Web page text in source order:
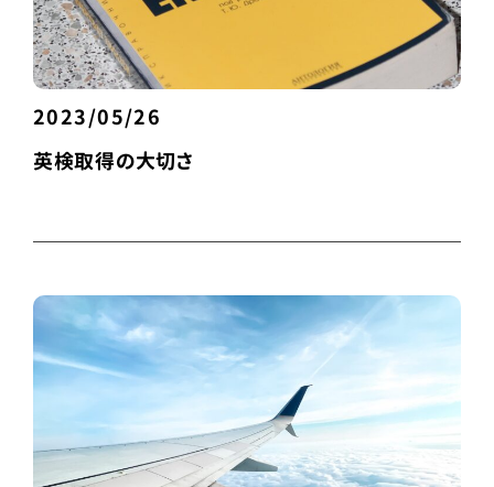
2023/05/26
英検取得の大切さ